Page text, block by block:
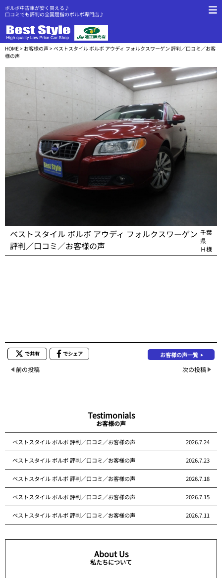
ボルボ中古車が安く買える♪
口コミでも評判の全国屈指のボルボ専門店♪
HOME> お客様の声> ベストスタイル ボルボ アウディ フォルクスワーゲン 評判／口コミ／お客
様の声
ベストスタイル ボルボ アウディ フォルクスワーゲン
評判／口コミ／お客様の声
千葉
県
Ｈ様
で共有 でシェア お客様の声一覧
前の投稿 次の投稿
Testimonials
お客様の声
ベストスタイル ボルボ 評判／口コミ／お客様の声 2026.7.24
ベストスタイル ボルボ 評判／口コミ／お客様の声 2026.7.23
ベストスタイル ボルボ 評判／口コミ／お客様の声 2026.7.18
ベストスタイル ボルボ 評判／口コミ／お客様の声 2026.7.15
ベストスタイル ボルボ 評判／口コミ／お客様の声 2026.7.11
About Us
私たちについて